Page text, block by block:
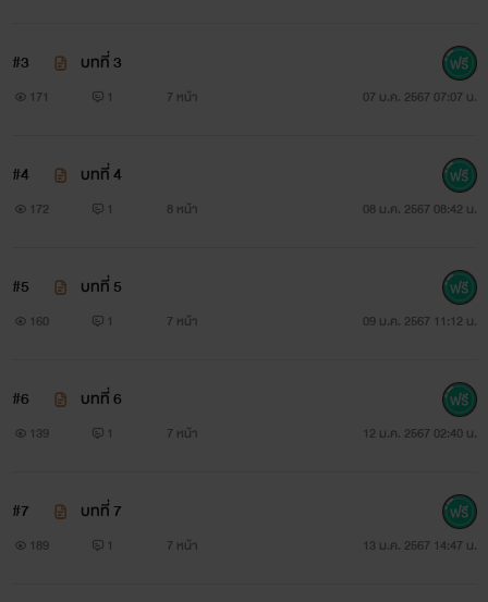
#3 บทที่ 3
171 1 7 หน้า 07 ม.ค. 2567 07:07 น.
#4 บทที่ 4
172 1 8 หน้า 08 ม.ค. 2567 08:42 น.
#5 บทที่ 5
160 1 7 หน้า 09 ม.ค. 2567 11:12 น.
#6 บทที่ 6
139 1 7 หน้า 12 ม.ค. 2567 02:40 น.
#7 บทที่ 7
189 1 7 หน้า 13 ม.ค. 2567 14:47 น.